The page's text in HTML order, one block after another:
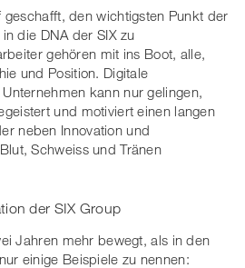
den wichtigsten Punkt der
die DNA der SIX zu
gehören mit ins Boot, alle,
und Position. Digitale
kann nur gelingen,
und motiviert einen langen
neben Innovation und
Schweiss und Tränen
der SIX Group
Jahren mehr bewegt, als in den
einige Beispiele zu nennen: